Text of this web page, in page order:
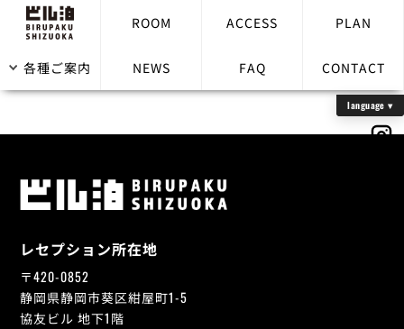
ROOM ACCESS PLAN
各種ご案内 NEWS FAQ CONTACT
unagipai
レセプション所在地
〒420-0852
静岡県静岡市葵区紺屋町1-5
協友ビル 地下1階